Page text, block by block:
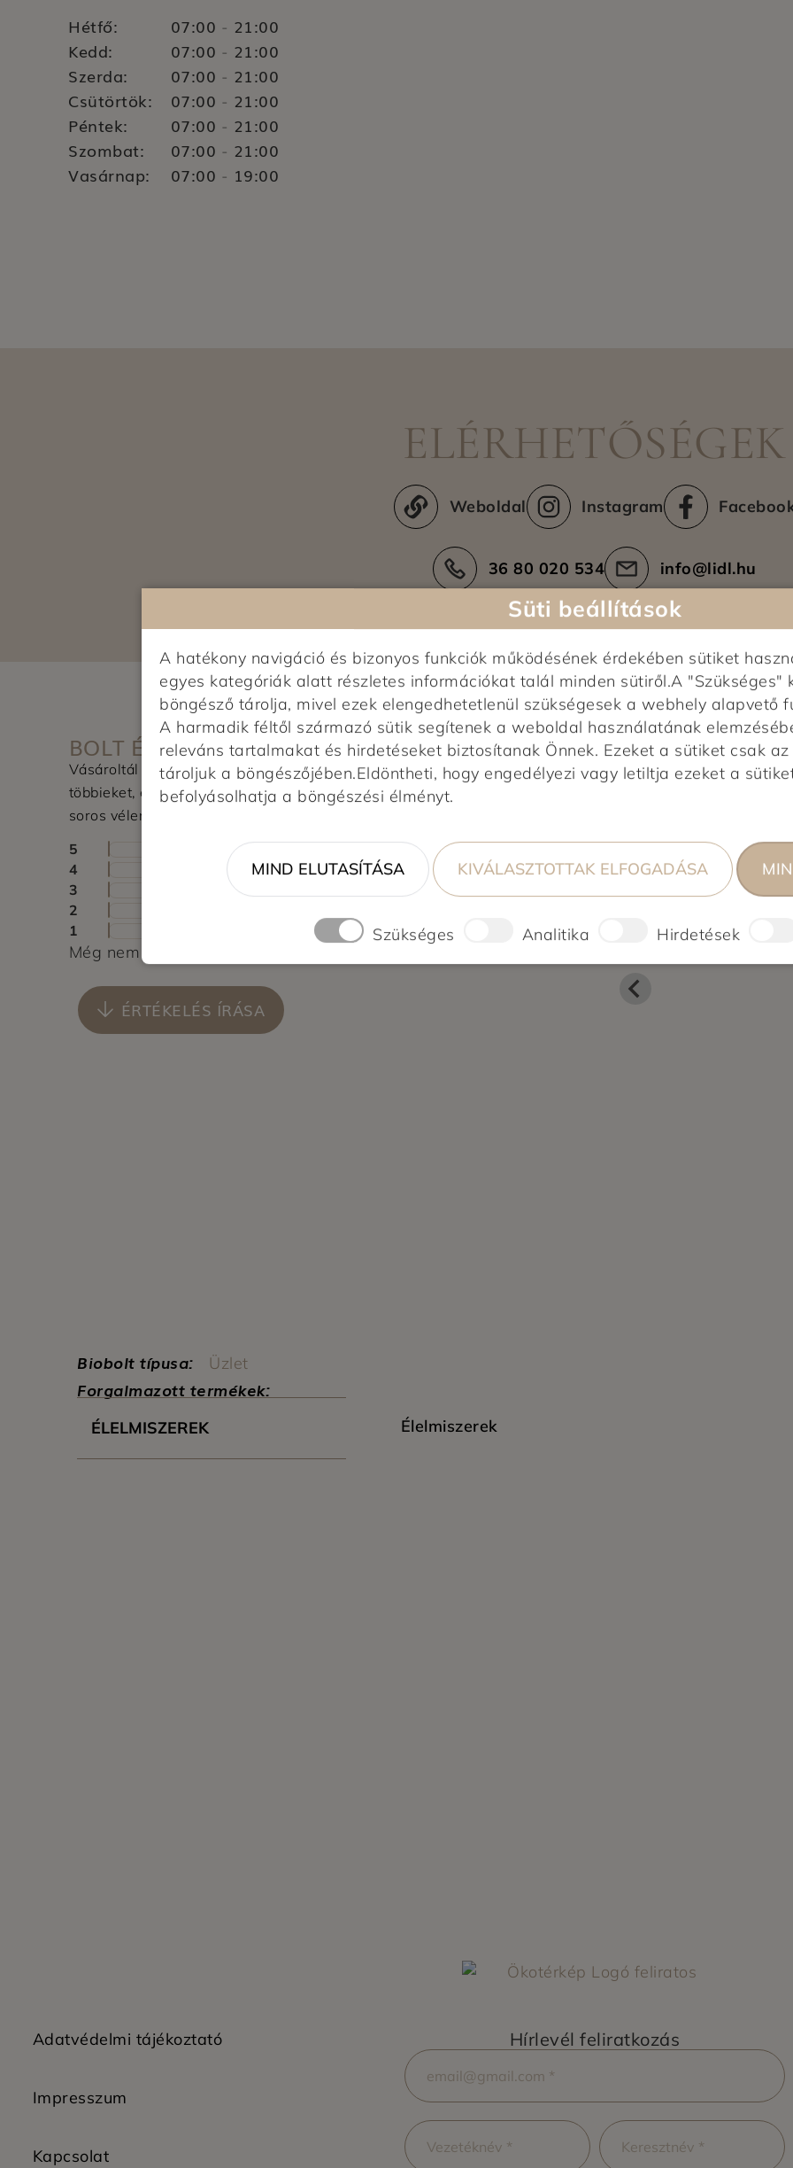
Hétfő: 07:00 - 21:00
Kedd:
07:00 - 21:00
Szerda:
07:00 - 21:00
Csütörtök:
07:00 - 21:00
Péntek:
07:00 - 21:00
Szombat:
07:00 - 21:00
Vasárnap:
07:00 - 19:00
ELÉRHETŐSÉGEK
Weboldal Instagram
36 80 020 534 info@lidl.hu
BOLT ÉRTÉKELÉSE
Vásároltál az üzletben? Segítsd a
többieket, értékeld a boltot és írj pár
soros véleményt.
0,0
0 vélemény alapján
5
4
0%
3
2
1
0%
Még nem érkezett értékelés. Légy Te az első!
ÉRTÉKELÉS ÍRÁSA
Képek feltöltés alatt...
Biobolt típusa: Üzlet
Forgalmazott termékek:
ÉLELMISZEREK Élelmiszerek
Adatvédelmi tájékoztató
Impresszum
Kapcsolat
Hírlevél feliratkozás
Süti beállítások
A hatékony navigáció és bizonyos funkciók működésének érdekében sütiket
egyes kategóriák alatt részletes információkat talál minden sütiről.A
böngésző tárolja, mivel ezek elengedhetetlenül szükségesek a webhely alapvető
A harmadik féltől származó sütik segítenek a weboldal használatának
releváns tartalmakat és hirdetéseket biztosítanak Önnek. Ezeket a sütiket csak
tároljuk a böngészőjében.Eldöntheti, hogy engedélyezi vagy letiltja ezeket a
befolyásolhatja a böngészési élményt.
MIND ELUTASÍTÁSA KIVÁLASZTOTTAK ELFOGADÁSA
Szükséges Analitika Hirdetések